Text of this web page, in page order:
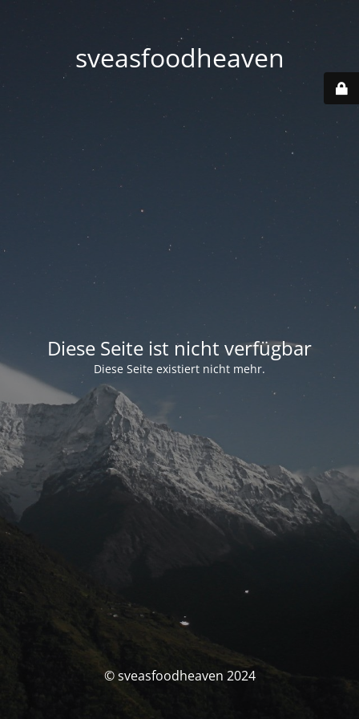
sveasfoodheaven
Diese Seite ist nicht verfügbar
Diese Seite existiert nicht mehr.
© sveasfoodheaven 2024